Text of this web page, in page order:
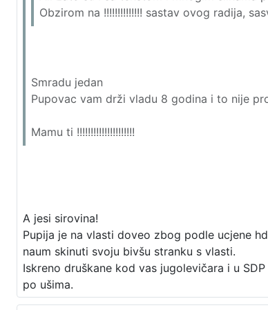
Obzirom na !!!!!!!!!!!!!! sastav ovog radija,
Smradu jedan
Pupovac vam drži vladu 8 godina i to nije
Mamu ti !!!!!!!!!!!!!!!!!!!!!
A jesi sirovina!
Pupija je na vlasti doveo zbog podle ucjene
naum skinuti svoju bivšu stranku s vlasti.
Iskreno druškane kod vas jugolevičara i u
po ušima.